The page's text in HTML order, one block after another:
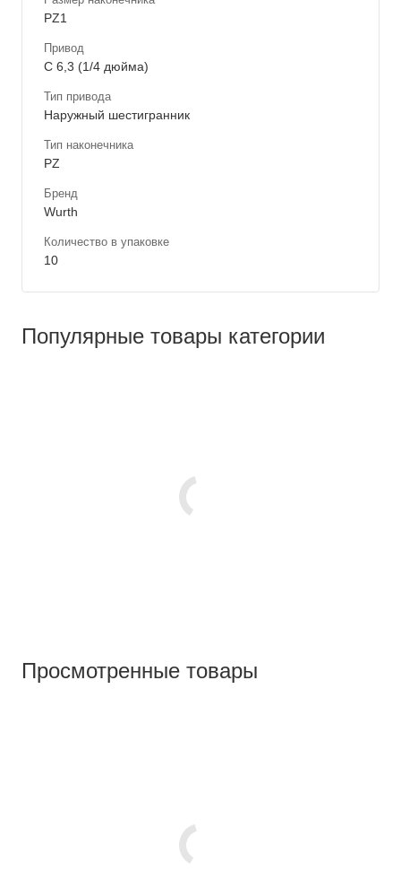
PZ1
Привод
C 6,3 (1/4 дюйма)
Тип привода
Наружный шестигранник
Тип наконечника
PZ
Бренд
Wurth
Количество в упаковке
10
Популярные товары категории
Просмотренные товары